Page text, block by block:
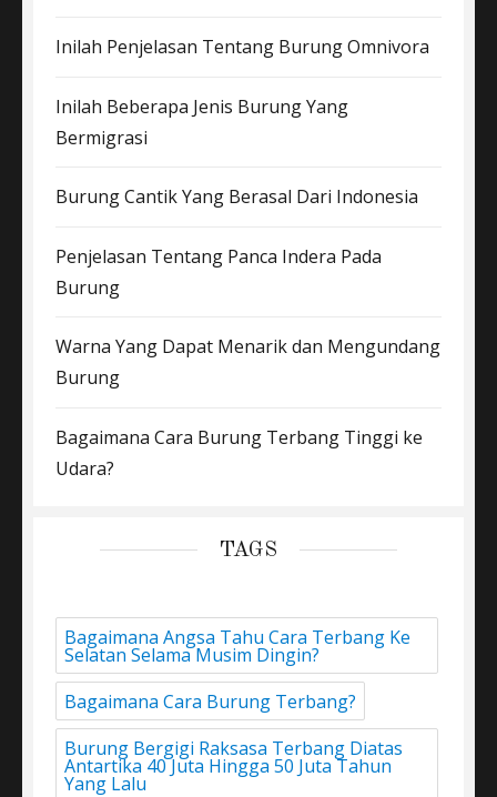
Inilah Penjelasan Tentang Burung Omnivora
Inilah Beberapa Jenis Burung Yang
Bermigrasi
Burung Cantik Yang Berasal Dari Indonesia
Penjelasan Tentang Panca Indera Pada
Burung
Warna Yang Dapat Menarik dan Mengundang
Burung
Bagaimana Cara Burung Terbang Tinggi ke
Udara?
TAGS
Bagaimana Angsa Tahu Cara Terbang Ke
Selatan Selama Musim Dingin?
Bagaimana Cara Burung Terbang?
Burung Bergigi Raksasa Terbang Diatas
Antartika 40 Juta Hingga 50 Juta Tahun
Yang Lalu